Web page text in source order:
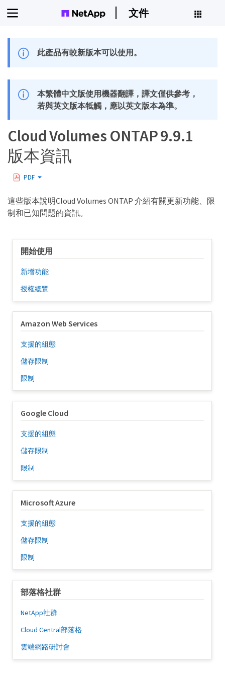
文件
此產品有較新版本可以使用。
本繁體中文版使用機器翻譯，譯文僅供參考，
若與英文版本牴觸，應以英文版本為準。
Cloud Volumes ONTAP 9.9.1
版本資訊
PDF
這些版本說明Cloud Volumes ONTAP 介紹有關更新功能、限
制和已知問題的資訊。
開始使用
新增功能
授權總覽
Amazon Web Services
支援的組態
儲存限制
限制
Google Cloud
支援的組態
儲存限制
限制
Microsoft Azure
支援的組態
儲存限制
限制
部落格社群
NetApp社群
Cloud Central部落格
雲端網路研討會